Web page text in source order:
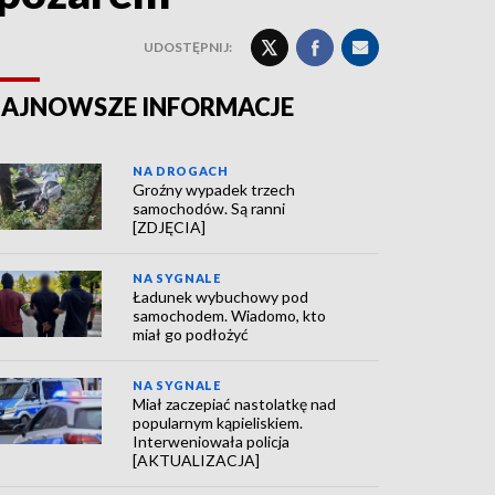
UDOSTĘPNIJ:
INFORMACJE
NA DROGACH
Groźny wypadek trzech
samochodów. Są ranni
[ZDJĘCIA]
NA SYGNALE
Ładunek wybuchowy pod
samochodem. Wiadomo, kto
miał go podłożyć
NA SYGNALE
Miał zaczepiać nastolatkę nad
popularnym kąpieliskiem.
Interweniowała policja
[AKTUALIZACJA]